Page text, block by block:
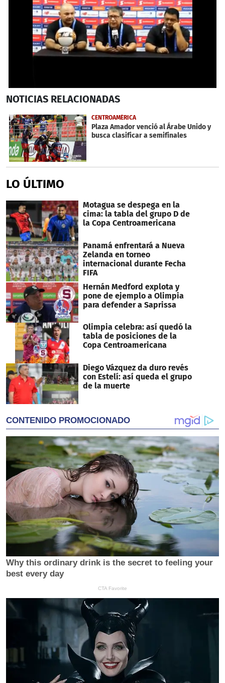
seconds
2
minutes,
11
seconds
NOTICIAS RELACIONADAS
CENTROAMÉRICA
Plaza Amador venció al Árabe Unido y
busca clasificar a semifinales
LO ÚLTIMO
Motagua se despega en la
cima: la tabla del grupo D de
la Copa Centroamericana
Panamá enfrentará a Nueva
Zelanda en torneo
internacional durante Fecha
FIFA
Hernán Medford explota y
pone de ejemplo a Olimpia
para defender a Saprissa
Olimpia celebra: así quedó la
tabla de posiciones de la
Copa Centroamericana
Diego Vázquez da duro revés
con Estelí: así queda el grupo
de la muerte